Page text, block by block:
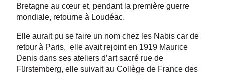
Bretagne au cœur et, pendant la première guerre
mondiale, retourne à Loudéac.
Elle aurait pu se faire un nom chez les Nabis car de
retour à Paris, elle avait rejoint en 1919 Maurice
Denis dans ses ateliers d’art sacré rue de
Fürstemberg, elle suivait au Collège de France des